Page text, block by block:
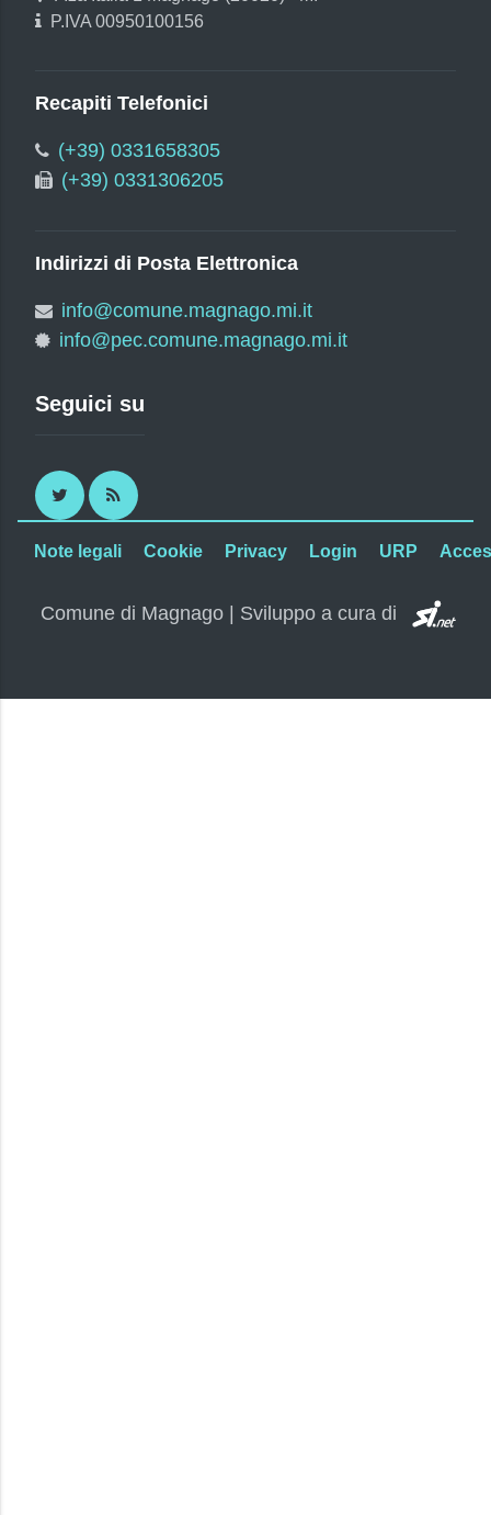
P.IVA 00950100156
Recapiti Telefonici
(+39) 0331658305
(+39) 0331306205
Indirizzi di Posta Elettronica
info@comune.magnago.mi.it
info@pec.comune.magnago.mi.it
Seguici su
Twitter RSS
Note legali Cookie Privacy Login URP
Comune di Magnago | Sviluppo a cura di